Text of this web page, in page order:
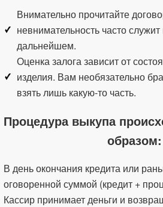
Внимательно прочитайте
невнимательность часто
дальнейшем.
Оценка залога зависит от
изделия. Вам необязательно
взять лишь какую-то часть.
Процедура выкупа
образом:
В день окончания кредита или
оговоренной суммой (кредит +
Кассир принимает деньги и